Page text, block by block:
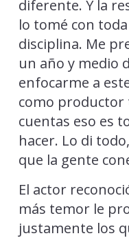
diferente. Y la
lo tomé con
disciplina. Me
un año y medio
enfocarme a
como productor
cuentas eso es
hacer. Lo di
que la gente
El actor
más temor le
justamente los